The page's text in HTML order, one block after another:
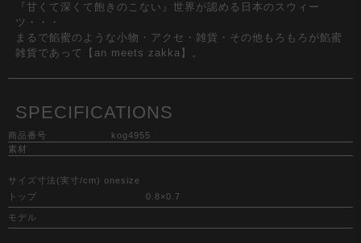
『甘くて深くて飽きのこない』世界が認める日本のスウィー
ツ・・・
まるで餡蜜のような小物・アクセ・雑貨・その他もろもろが餡蜜
雑貨であって【an meets zakka】。
SPECIFICATIONS
商品番号
kog4955
素材
サイズ寸法(実寸/cm) onesize
トップ
0.8×0.7
モデル